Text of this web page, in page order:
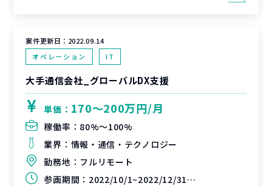
案件更新日： 2022.09.14
オペレーション
IT
大手通信会社_グローバルDX支援
単価： 170〜200万円/月
稼働率： 80%〜100%
業界： 情報・通信・テクノロジー
勤務地： フルリモート
参画期間： 2022/10/1~2022/12/31（延長可能性あり）